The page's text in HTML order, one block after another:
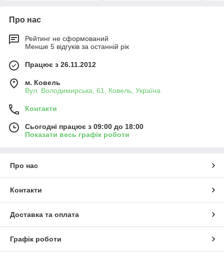
Про нас
Рейтинг не сформований
Менше 5 відгуків за останній рік
Працює з 26.11.2012
м. Ковель
Вул. Володимирська, 61, Ковель, Україна
Контакти
Сьогодні працює з 09:00 до 18:00
Показати весь графік роботи
Про нас
Контакти
Доставка та оплата
Графік роботи